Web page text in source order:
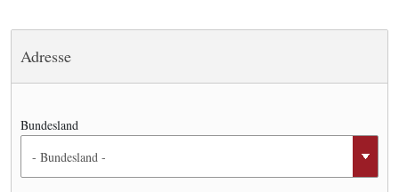
Adresse
Bundesland